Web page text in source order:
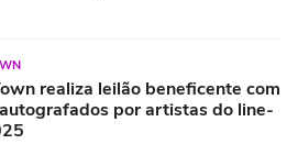
realiza leilão beneficente com
por artistas do line-